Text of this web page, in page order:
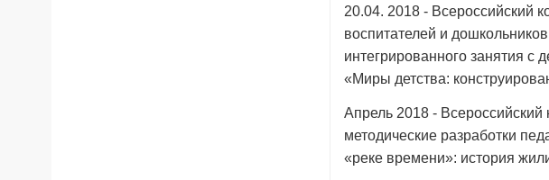
20.04. 2018 - Всероссийский
воспитателей и
интегрированного занятия с
«Миры детства:
Апрель 2018 -
методические разработки
«реке времени»: история